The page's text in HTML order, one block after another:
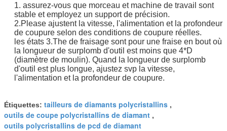
1. assurez-vous que morceau et machine de travail sont
stable et employez un support de précision.
2.Please ajustent la vitesse, l'alimentation et la profondeur
de coupure selon des conditions de coupure réelles.
les états 3.The de fraisage sont pour une fraise en bout où
la longueur de surplomb d'outil est moins que 4*D
(diamètre de moulin). Quand la longueur de surplomb
d'outil est plus longue, ajustez svp la vitesse,
l'alimentation et la profondeur de coupure.
Étiquettes: tailleurs de diamants polycristallins ,
outils de coupe polycristallins de diamant ,
outils polycristallins de pcd de diamant